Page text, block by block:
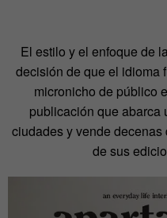
El estilo y el enfoque de
decisión de que el idioma
micronicho de público
publicación que abarca
ciudades y vende
de sus